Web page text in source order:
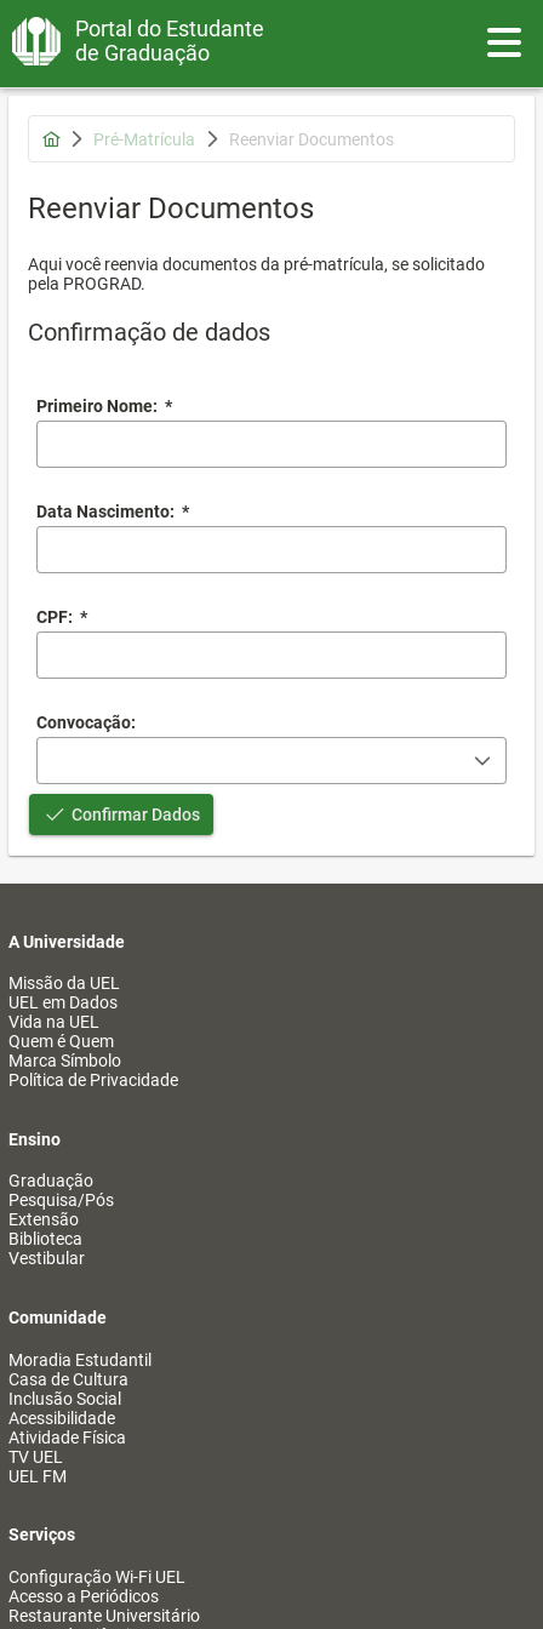
Portal do Estudante
de Graduação
Pré-Matrícula Reenviar Documentos
Reenviar Documentos
Aqui você reenvia documentos da pré-matrícula, se solicitado
pela PROGRAD.
Confirmação de dados
Primeiro Nome: *
Data Nascimento: *
CPF: *
Convocação:
Confirmar Dados
A Universidade
Missão da UEL
UEL em Dados
Vida na UEL
Quem é Quem
Marca Símbolo
Política de Privacidade
Ensino
Graduação
Pesquisa/Pós
Extensão
Biblioteca
Vestibular
Comunidade
Moradia Estudantil
Casa de Cultura
Inclusão Social
Acessibilidade
Atividade Física
TV UEL
UEL FM
Serviços
Configuração Wi-Fi UEL
Acesso a Periódicos
Restaurante Universitário